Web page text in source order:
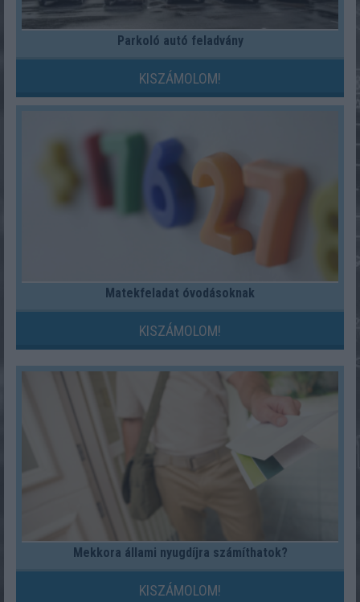
Parkoló autó feladvány
KISZÁMOLOM!
Matekfeladat óvodásoknak
KISZÁMOLOM!
Mekkora állami nyugdíjra számíthatok?
KISZÁMOLOM!